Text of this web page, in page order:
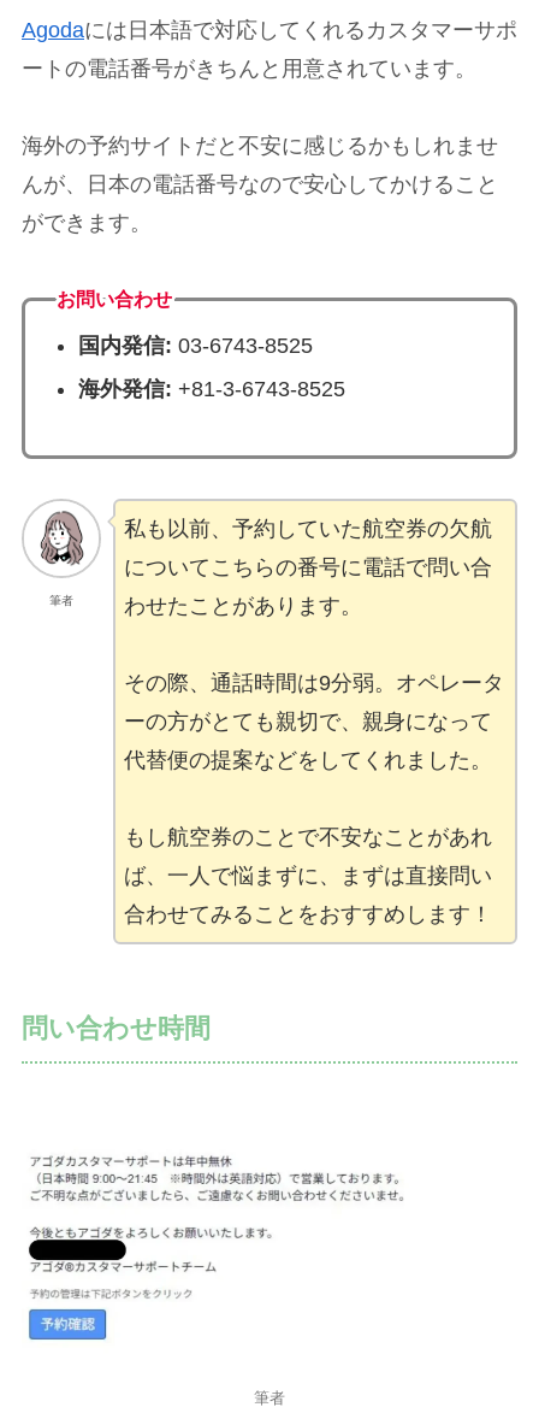
Agodaには日本語で対応してくれるカスタマーサポ
ートの電話番号がきちんと用意されています。
海外の予約サイトだと不安に感じるかもしれませ
んが、日本の電話番号なので安心してかけること
ができます。
お問い合わせ
国内発信: 03-6743-8525
海外発信: +81-3-6743-8525
筆者
私も以前、予約していた航空券の欠航
についてこちらの番号に電話で問い合
わせたことがあります。
その際、通話時間は9分弱。オペレータ
ーの方がとても親切で、親身になって
代替便の提案などをしてくれました。
もし航空券のことで不安なことがあれ
ば、一人で悩まずに、まずは直接問い
合わせてみることをおすすめします！
問い合わせ時間
筆者